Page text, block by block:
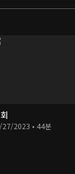
27/2023 • 44분